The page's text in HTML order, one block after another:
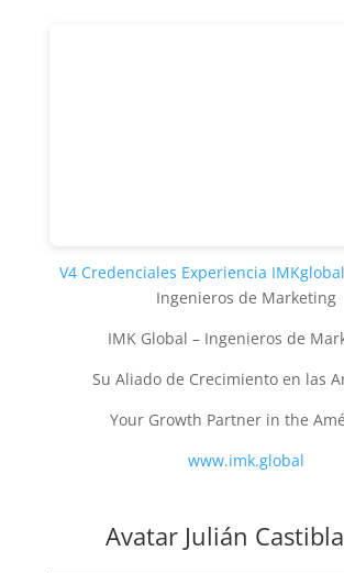
V4 Credenciales Experiencia
Ingenieros de Marketing
IMK Global – Ingenieros de
Su Aliado de Crecimiento en las
Your Growth Partner in the
www.imk.global
Avatar Julián